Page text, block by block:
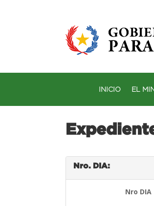
INICIO EL
Nro. DIA:
Nro DIA